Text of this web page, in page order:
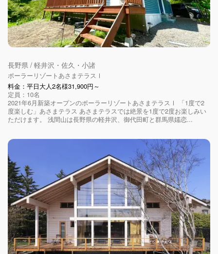
長野県 / 軽井沢・佐久・小諸
ポーラーリゾートあさまテラスⅠ
料金：平日大人2名様31,900円～
定員：10名
2021年6月新築オープンのポーラーリゾートあさまテラスⅠ 「1度で2
度楽しむ」あさまテラス あさまテラスでは絶景を1度で2度お楽しみい
ただけます。 浅間山は長野県の軽井沢、御代田町と群馬県嬬恋...